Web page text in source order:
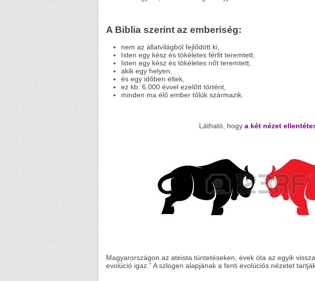
A Biblia szerint az emberiség:
nem az állatvilágból fejlődött ki,
Isten egy kész és tökéletes férfit teremtett,
Isten egy kész és tökéletes nőt teremtett,
akik egy helyen,
és egy időben éltek,
ez kb. 6.000 évvel ezelőtt történt,
minden ma élő ember tőlük származik.
Látható, hogy a két nézet
Magyarországon az ateista tüntetéseken, évek óta az egyik
evolúció igaz.” A szlogen alapjának a fenti evolúciós nézetet